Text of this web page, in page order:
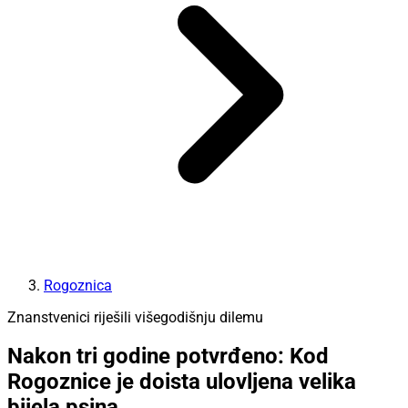
Rogoznica
Znanstvenici riješili višegodišnju dilemu
Nakon tri godine potvrđeno: Kod
Rogoznice je doista ulovljena velika